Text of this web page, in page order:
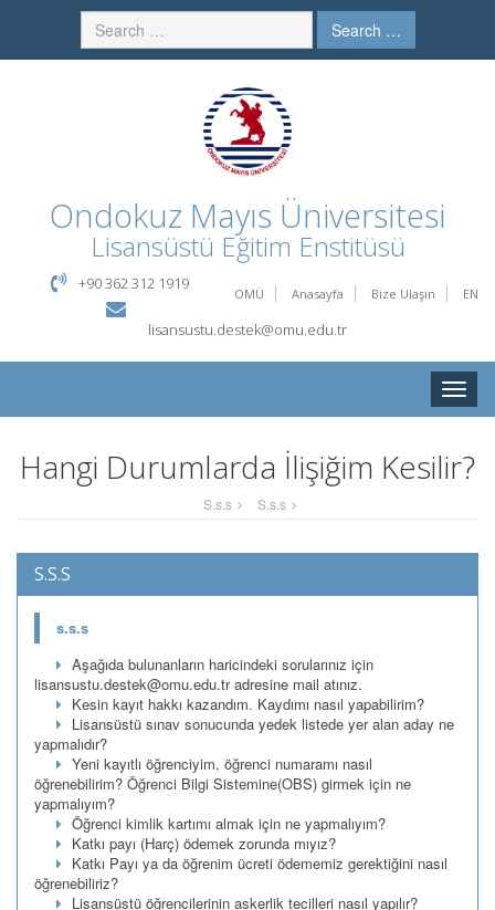
Search …
Ondokuz Mayıs Üniversitesi
Lisansüstü Eğitim Enstitüsü
OMÜ Anasayfa Bize Ulaşın EN
+90 362 312 1919
lisansustu.destek@omu.edu.tr
Toggle
Hangi Durumlarda İlişiğim Kesilir?
S.s.s S.s.s
S.S.S
s.s.s
Aşağıda bulunanların haricindeki sorularınız için
lisansustu.destek@omu.edu.tr adresine mail atınız.
Kesin kayıt hakkı kazandım. Kaydımı nasıl yapabilirim?
Lisansüstü sınav sonucunda yedek listede yer alan aday ne
yapmalıdır?
Yeni kayıtlı öğrenciyim, öğrenci numaramı nasıl
öğrenebilirim? Öğrenci Bilgi Sistemine(OBS) girmek için ne
yapmalıyım?
Öğrenci kimlik kartımı almak için ne yapmalıyım?
Katkı payı (Harç) ödemek zorunda mıyız?
Katkı Payı ya da öğrenim ücreti ödememiz gerektiğini nasıl
öğrenebiliriz?
Lisansüstü öğrencilerinin askerlik tecilleri nasıl yapılır?